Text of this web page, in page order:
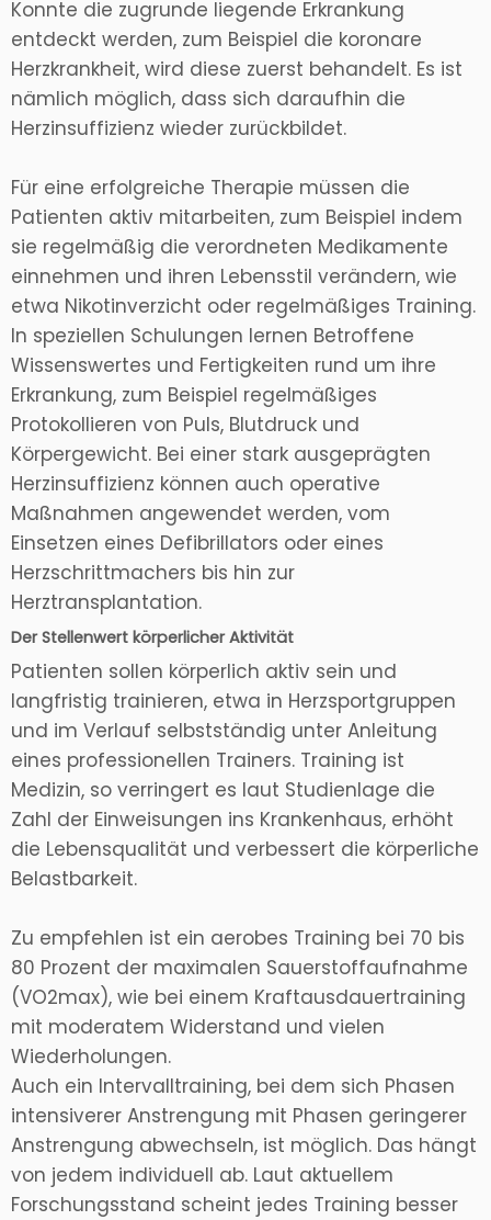
Konnte die zugrunde liegende Erkrankung
entdeckt werden, zum Beispiel die koronare
Herzkrankheit, wird diese zuerst behandelt. Es ist
nämlich möglich, dass sich daraufhin die
Herzinsuffizienz wieder zurückbildet.
Für eine erfolgreiche Therapie müssen die
Patienten aktiv mitarbeiten, zum Beispiel indem
sie regelmäßig die verordneten Medikamente
einnehmen und ihren Lebensstil verändern, wie
etwa Nikotinverzicht oder regelmäßiges Training.
In speziellen Schulungen lernen Betroffene
Wissenswertes und Fertigkeiten rund um ihre
Erkrankung, zum Beispiel regelmäßiges
Protokollieren von Puls, Blutdruck und
Körpergewicht. Bei einer stark ausgeprägten
Herzinsuffizienz können auch operative
Maßnahmen angewendet werden, vom
Einsetzen eines Defibrillators oder eines
Herzschrittmachers bis hin zur
Herztransplantation.
Der Stellenwert körperlicher Aktivität
Patienten sollen körperlich aktiv sein und
langfristig trainieren, etwa in Herzsportgruppen
und im Verlauf selbstständig unter Anleitung
eines professionellen Trainers. Training ist
Medizin, so verringert es laut Studienlage die
Zahl der Einweisungen ins Krankenhaus, erhöht
die Lebensqualität und verbessert die körperliche
Belastbarkeit.
Zu empfehlen ist ein aerobes Training bei 70 bis
80 Prozent der maximalen Sauerstoffaufnahme
(VO2max), wie bei einem Kraftausdauertraining
mit moderatem Widerstand und vielen
Wiederholungen.
Auch ein Intervalltraining, bei dem sich Phasen
intensiverer Anstrengung mit Phasen geringerer
Anstrengung abwechseln, ist möglich. Das hängt
von jedem individuell ab. Laut aktuellem
Forschungsstand scheint jedes Training besser